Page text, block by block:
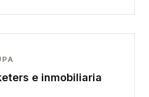
e inmobiliaria